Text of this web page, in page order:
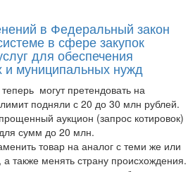
в Федеральный закон
в сфере закупок
для обеспечения
и муниципальных нужд
могут претендовать на
подняли с 20 до 30 млн рублей.
аукцион (запрос котировок)
сумм до 20 млн.
товар на аналог с теми же или
также менять страну происхождения.